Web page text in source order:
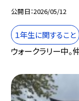
公開日 2026/05/12
１年生に関すること
ウォークラリー中。